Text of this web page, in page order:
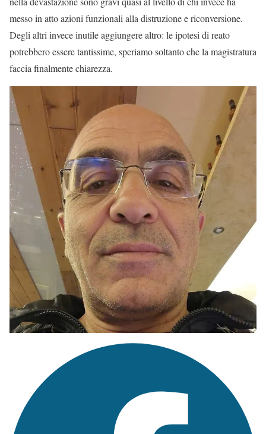
messo in atto azioni funzionali alla distruzione e riconversione.
Degli altri invece inutile aggiungere altro: le ipotesi di reato
potrebbero essere tantissime, speriamo soltanto che la magistratura
faccia finalmente chiarezza.